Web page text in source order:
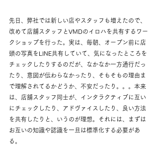
先日、弊社では新しい店やスタッフも増えたので、
改めて店舗スタッフとVMDのイロハを共有するワー
クショップを行った。実は、毎朝、オープン前に店
頭の写真をLINE共有していて、気になったところを
チェックしたりするのだが、なかなか一方通行だっ
たり、意図が伝わらなかったり、そもそもの理由ま
で理解されてるかどうか、不安だったり。。。本来
は、店舗スタッフ同士が、インタラクティブに互い
にチェックしたり、アドヴァイスしたり、良い方法
を共有したりと、いうのが理想。それには、まずは
お互いの知識や認識を一旦は標準化する必要があ
る。